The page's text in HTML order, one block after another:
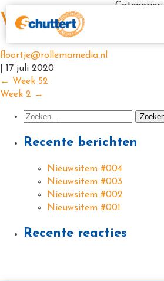
Week 1
floortje@rollemamedia.nl
17 juli 2020
Categories:
← Week 52
Week 2 →
Recente berichten
Nieuwsitem #004
Nieuwsitem #003
Nieuwsitem #002
Nieuwsitem #001
Recente reacties